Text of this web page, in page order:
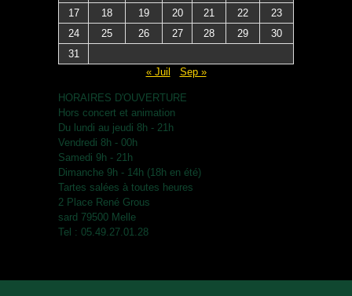
17
18 19 20 21 22
23
24
25 26 27 28 29
30
31
« Juil
Sep »
HORAIRES D'OUVERTURE
Hors concert et animation
Du lundi au jeudi 8h - 21h
Vendredi 8h - 00h
Samedi 9h - 21h
Dimanche 9h - 14h (18h en été)
Tartes salées à toutes heures
2 Place René Grous
sard 79500 Melle
Tel : 05.49.27.01.28